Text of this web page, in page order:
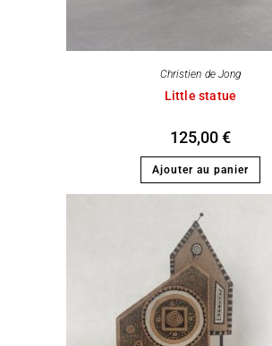
Christien de Jong
Little statue
125,00€
Ajouter au panier